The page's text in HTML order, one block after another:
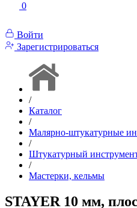
0
Войти
Зарегистрироваться
/
Каталог
/
Малярно-штукатурные
/
Штукатурный
/
Мастерки, кельмы
STAYER 10 мм,